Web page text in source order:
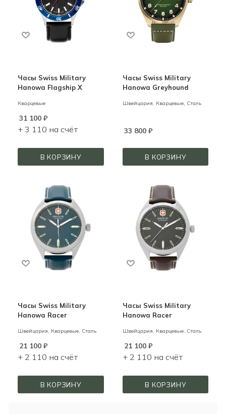
Часы Swiss Military
Hanowa Flagship X
Кварцевые
31 100 ₽
+ 3 110 на счёт
В КОРЗИНУ
Часы Swiss Military
Hanowa Greyhound
Швейцария, Кварцевые, Сталь
33 800₽
В КОРЗИНУ
Часы Swiss Military
Hanowa Racer
Швейцария, Кварцевые, Сталь
21 100 ₽
+ 2 110 на счёт
В КОРЗИНУ
Часы Swiss Military
Hanowa Racer
Швейцария, Кварцевые, Сталь
21 100₽
+ 2 110 на счёт
В КОРЗИНУ